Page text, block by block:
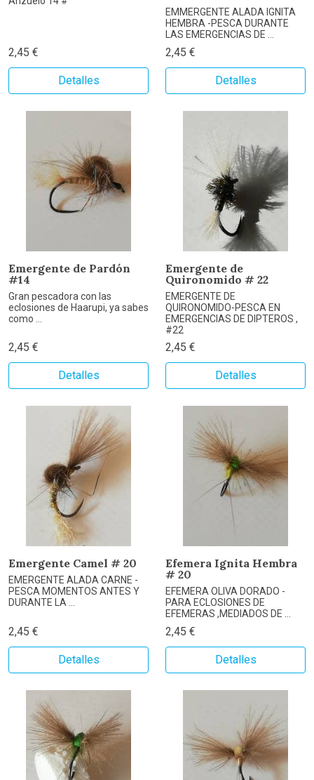
2,45 €
Detalles
EMMERGENTE ALADA IGNITA
HEMBRA -PESCA DURANTE
LAS EMERGENCIAS DE ...
2,45 €
Detalles
Emergente de Pardón
#14
Gran pescadora con las
eclosiones de Haarupi, ya sabes
como ...
2,45 €
Detalles
Emergente de
Quironomido # 22
EMERGENTE DE
QUIRONOMIDO-PESCA EN
EMERGENCIAS DE DIPTEROS ,
#22
2,45 €
Detalles
Emergente Camel # 20
EMERGENTE ALADA CARNE -
PESCA MOMENTOS ANTES Y
DURANTE LA ...
2,45 €
Detalles
Efemera Ignita Hembra
# 20
EFEMERA OLIVA DORADO -
PARA ECLOSIONES DE
EFEMERAS ,MEDIADOS DE ...
2,45 €
Detalles